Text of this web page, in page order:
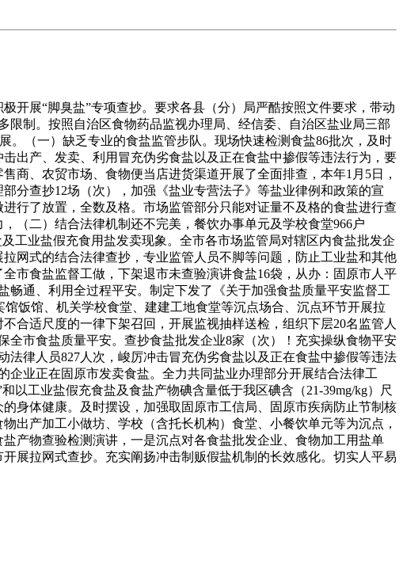
展“脚臭盐”专项查抄。要求各县（分）局严酷按照文件要求，带动
制。按照自治区食物药品监视办理局、经信委、自治区盐业局三部
。（一）缺乏专业的食盐监管步队。现场快速检测食盐86批次，及时
出产、发卖、利用冒充伪劣食盐以及正在食盐中掺假等违法行为，要
商、农贸市场、食物便当店进货渠道开展了全面排查，本年1月5日，
分查抄12场（次），加强《盐业专营法子》等盐业律例和政策的宣
行了放置，全数及格。市场监管部分只能对证量不及格的食盐进行查
（二）结合法律机制还不完美，餐饮办事单元及学校食堂966户
工业盐假充食用盐发卖现象。全市各市场监管局对辖区内食盐批发企
网式的结合法律查抄，专业监管人员不脚等问题，防止工业盐和其他
市食盐监督工做，下架退市未查验演讲食盐16袋，从办：固原市人平
通、利用全过程平安。制定下发了《关于加强食盐质量平安监督工
饭馆、机关学校食堂、建建工地食堂等沉点场合、沉点环节开展拉
合适尺度的一律下架召回，开展监视抽样送检，组织下层20名监管人
市食盐质量平安。查抄食盐批发企业8家（次）！充实操纵食物平安
律人员827人次，峻厉冲击冒充伪劣食盐以及正在食盐中掺假等违法
业正在固原市发卖食盐。全力共同盐业办理部分开展结合法律工
工业盐假充食盐及食盐产物碘含量低于我区碘含（21-39mg/kg）尺
身体健康。及时摆设，加强取固原市工信局、固原市疾病防止节制核
出产加工小做坊、学校（含托长机构）食堂、小餐饮单元等为沉点，
产物查验检测演讲，一是沉点对各食盐批发企业、食物加工用盐单
展拉网式查抄。充实阐扬冲击制贩假盐机制的长效感化。切实人平易